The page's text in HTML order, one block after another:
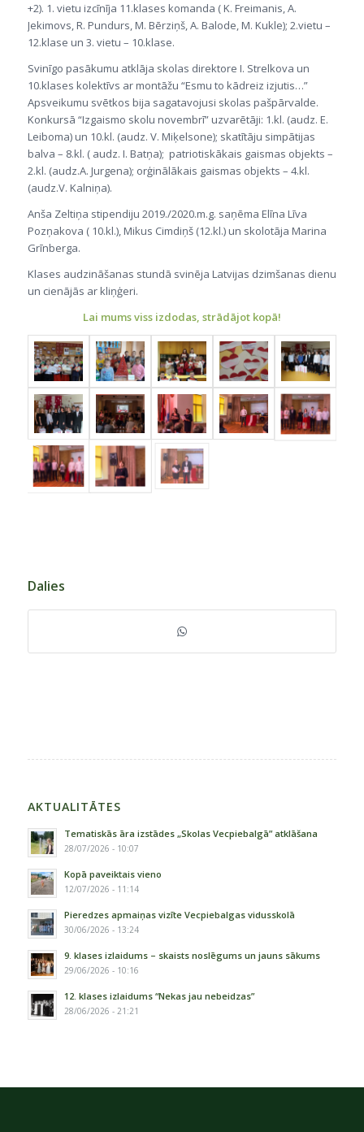
+2). 1. vietu izcīnīja 11.klases komanda ( K. Freimanis, A.
Jekimovs, R. Pundurs, M. Bērziņš, A. Balode, M. Kukle); 2.vietu –
12.klase un 3. vietu – 10.klase.
Svinīgo pasākumu atklāja skolas direktore I. Strelkova un
10.klases kolektīvs ar montāžu “Esmu to kādreiz izjutis…”
Apsveikumu svētkos bija sagatavojusi skolas pašpārvalde.
Konkursā “Izgaismo skolu novembrī” uzvarētāji: 1.kl. (audz. E.
Leiboma) un 10.kl. (audz. V. Miķelsone); skatītāju simpātijas
balva – 8.kl. ( audz. I. Batņa); patriotiskākais gaismas objekts –
2.kl. (audz.A. Jurgena); orģinālākais gaismas objekts – 4.kl.
(audz.V. Kalniņa).
Anša Zeltiņa stipendiju 2019./2020.m.g. saņēma Elīna Līva
Pozņakova ( 10.kl.), Mikus Cimdiņš (12.kl.) un skolotāja Marina
Grīnberga.
Klases audzināšanas stundā svinēja Latvijas dzimšanas dienu
un cienājās ar kliņģeri.
Lai mums viss izdodas, strādājot kopā!
Dalies
AKTUALITĀTES
Tematiskās āra izstādes „Skolas Vecpiebalgā” atklāšana
28/07/2026 - 10:07
Kopā paveiktais vieno
12/07/2026 - 11:14
Pieredzes apmaiņas vizīte Vecpiebalgas vidusskolā
30/06/2026 - 13:24
9. klases izlaidums – skaists noslēgums un jauns sākums
29/06/2026 - 10:16
12. klases izlaidums “Nekas jau nebeidzas”
28/06/2026 - 21:21